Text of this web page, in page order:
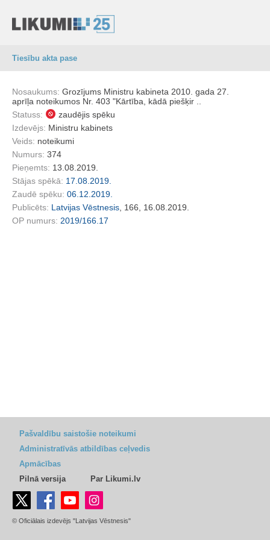
Tiesību akta pase
Nosaukums: Grozījums Ministru kabineta 2010. gada 27.
aprīļa noteikumos Nr. 403 "Kārtība, kādā piešķir ..
Statuss:
zaudējis spēku
Izdevējs: Ministru kabinets
Veids: noteikumi
Numurs: 374
Pieņemts: 13.08.2019.
Stājas spēkā: 17.08.2019.
Zaudē spēku: 06.12.2019.
Publicēts: Latvijas Vēstnesis , 166, 16.08.2019.
OP numurs: 2019/166.17
Pašvaldību saistošie noteikumi
Administratīvās atbildības ceļvedis
Apmācības
Pilnā versija
Par Likumi.lv
© Oficiālais izdevējs "Latvijas Vēstnesis"